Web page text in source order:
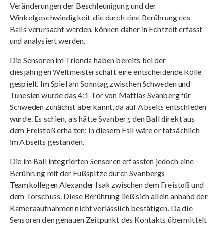
Veränderungen der Beschleunigung und der
Winkelgeschwindigkeit, die durch eine Berührung des
Balls verursacht werden, können daher in Echtzeit erfasst
und analysiert werden.
Die Sensoren im Trionda haben bereits bei der
diesjährigen Weltmeisterschaft eine entscheidende Rolle
gespielt. Im Spiel am Sonntag zwischen Schweden und
Tunesien wurde das 4:1-Tor von Mattias Svanberg für
Schweden zunächst aberkannt, da auf Abseits entschieden
wurde. Es schien, als hätte Svanberg den Ball direkt aus
dem Freistoß erhalten; in diesem Fall wäre er tatsächlich
im Abseits gestanden.
Die im Ball integrierten Sensoren erfassten jedoch eine
Berührung mit der Fußspitze durch Svanbergs
Teamkollegen Alexander Isak zwischen dem Freistoß und
dem Torschuss. Diese Berührung ließ sich allein anhand der
Kameraaufnahmen nicht verlässlich bestätigen. Da die
Sensoren den genauen Zeitpunkt des Kontakts übermittelt